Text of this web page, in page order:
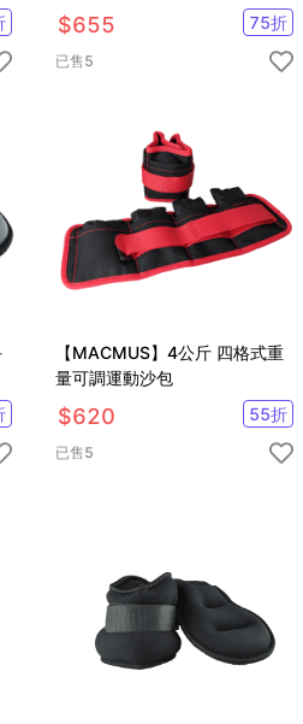
及踢爆｜可綁手腕腳踝運動沙包
$655 75折
已售5
【MACMUS】4公斤 四格式重
量可調運動沙包
$620 55折
已售5